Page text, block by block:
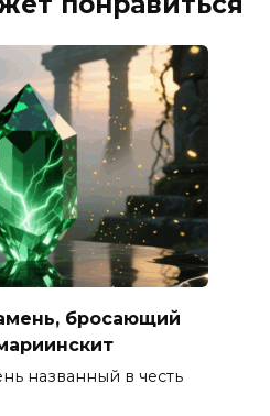
бросающий
названный в честь